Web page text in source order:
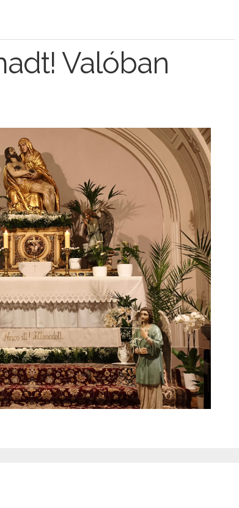
Valóban